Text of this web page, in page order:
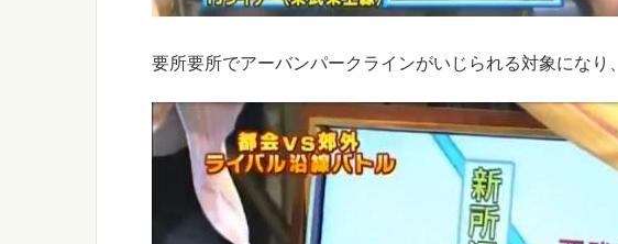
要所要所でアーバンパークラインがいじられる対象になり、